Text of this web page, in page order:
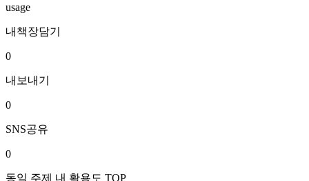
usage
내책장담기
0
내보내기
0
SNS공유
0
동일 주제 내 활용도 TOP